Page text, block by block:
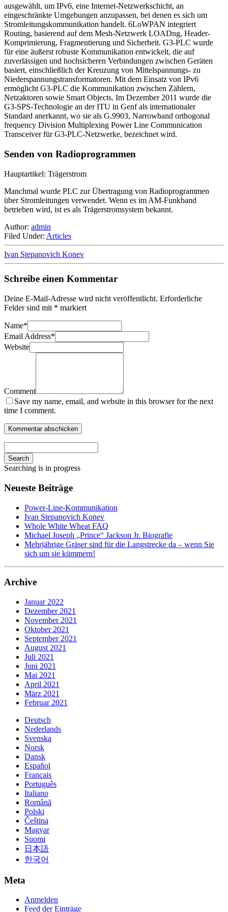
ausgewählt, um IPv6, eine Internet-Netzwerkschicht, an
eingeschränkte Umgebungen anzupassen, bei denen es sich um
Stromleitungskommunikation handelt. 6LoWPAN integriert
Routing, basierend auf dem Mesh-Netzwerk LOADng, Header-
Komprimierung, Fragmentierung und Sicherheit. G3-PLC wurde
für eine äußerst robuste Kommunikation entwickelt, die auf
zuverlässigen und hochsicheren Verbindungen zwischen Geräten
basiert, einschließlich der Kreuzung von Mittelspannungs- zu
Niederspannungstransformatoren. Mit dem Einsatz von IPv6
ermöglicht G3-PLC die Kommunikation zwischen Zählern,
Netzaktoren sowie Smart Objects. Im Dezember 2011 wurde die
G3-SPS-Technologie an der ITU in Genf als internationaler
Standard anerkannt, wo sie als G.9903, Narrowband orthogonal
frequency Division Multiplexing Power Line Communication
Transceiver für G3-PLC-Netzwerke, bezeichnet wird.
Senden von Radioprogrammen
Hauptartikel: Trägerstrom
Manchmal wurde PLC zur Übertragung von Radioprogrammen
über Stromleitungen verwendet. Wenn es im AM-Funkband
betrieben wird, ist es als Trägerstromsystem bekannt.
Author: admin
Filed Under: Articles
Ivan Stepanovich Konev
Schreibe einen Kommentar
Deine E-Mail-Adresse wird nicht veröffentlicht. Erforderliche
Felder sind mit * markiert
Name*
Email Address*
Website
Comment
Save my name, email, and website in this browser for the next
time I comment.
Search
Searching is in progress
Neueste Beiträge
Power-Line-Kommunikation
Ivan Stepanovich Konev
Whole White Wheat FAQ
Michael Joseph „Prince“ Jackson Jr. Biografie
Mehrjährige Gräser sind für die Langstrecke da – wenn Sie
sich um sie kümmern!
Archive
Januar 2022
Dezember 2021
November 2021
Oktober 2021
September 2021
August 2021
Juli 2021
Juni 2021
Mai 2021
April 2021
März 2021
Februar 2021
Deutsch
Nederlands
Svenska
Norsk
Dansk
Español
Français
Português
Italiano
Română
Polski
Čeština
Magyar
Suomi
日本語
한국어
Meta
Anmelden
Feed der Einträge